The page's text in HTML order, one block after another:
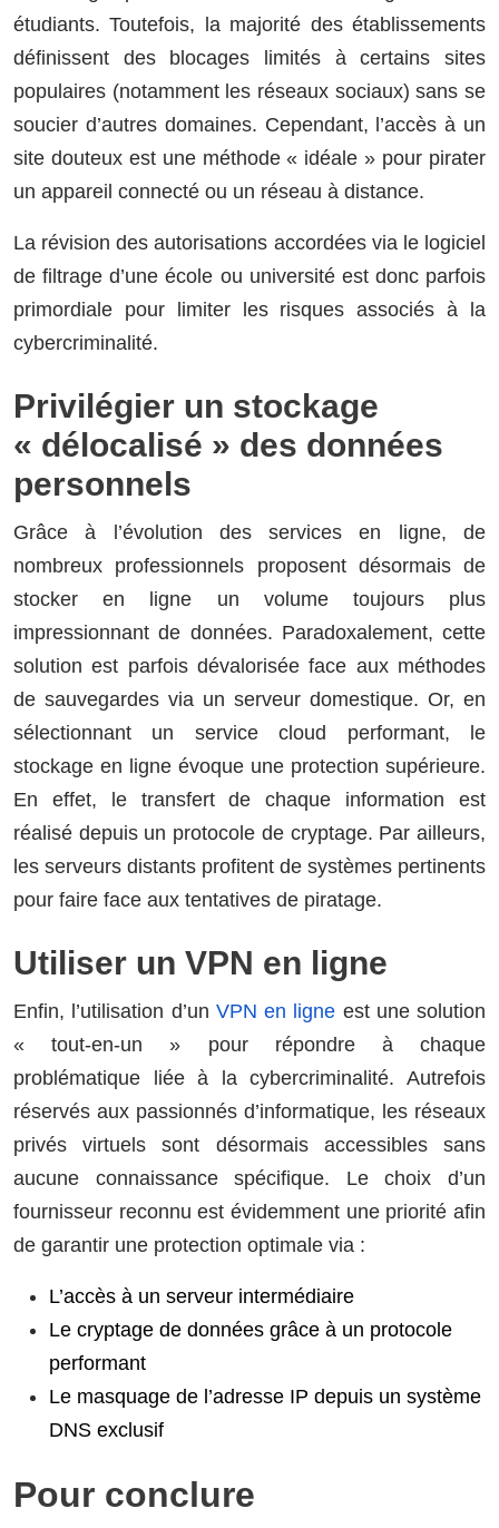
étudiants. Toutefois, la majorité des établissements
définissent des blocages limités à certains sites
populaires (notamment les réseaux sociaux) sans se
soucier d’autres domaines. Cependant, l’accès à un
site douteux est une méthode « idéale » pour pirater
un appareil connecté ou un réseau à distance.
La révision des autorisations accordées via le logiciel
de filtrage d’une école ou université est donc parfois
primordiale pour limiter les risques associés à la
cybercriminalité.
Privilégier un stockage
« délocalisé » des données
personnels
Grâce à l’évolution des services en ligne, de
nombreux professionnels proposent désormais de
stocker en ligne un volume toujours plus
impressionnant de données. Paradoxalement, cette
solution est parfois dévalorisée face aux méthodes
de sauvegardes via un serveur domestique. Or, en
sélectionnant un service cloud performant, le
stockage en ligne évoque une protection supérieure.
En effet, le transfert de chaque information est
réalisé depuis un protocole de cryptage. Par ailleurs,
les serveurs distants profitent de systèmes pertinents
pour faire face aux tentatives de piratage.
Utiliser un VPN en ligne
Enfin, l’utilisation d’un VPN en ligne est une solution
« tout-en-un » pour répondre à chaque
problématique liée à la cybercriminalité. Autrefois
réservés aux passionnés d’informatique, les réseaux
privés virtuels sont désormais accessibles sans
aucune connaissance spécifique. Le choix d’un
fournisseur reconnu est évidemment une priorité afin
de garantir une protection optimale via :
L’accès à un serveur intermédiaire
Le cryptage de données grâce à un protocole
performant
Le masquage de l’adresse IP depuis un système
DNS exclusif
Pour conclure